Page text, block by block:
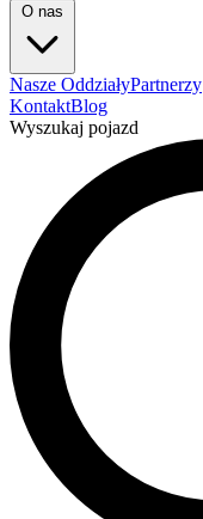
O nas
Nasze OddziałyPartnerzy
KontaktBlog
Wyszukaj pojazd